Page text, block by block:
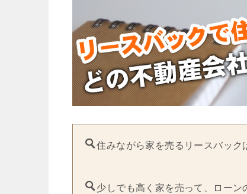
住みながら家を売るリースバック
少しでも高く家を売って、ロー